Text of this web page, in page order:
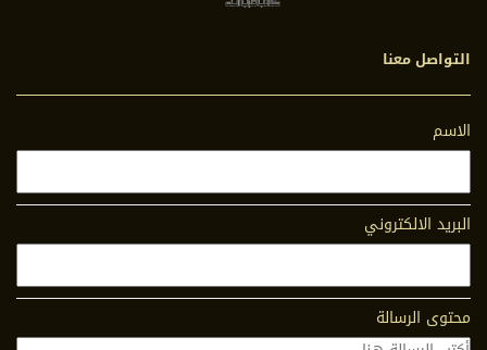
التواصل معنا
الاسم
البريد الالكتروني
محتوى الرسالة